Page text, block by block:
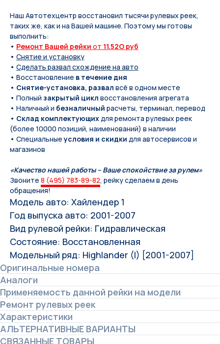
Наш Автотехцентр восстановил тысячи рулевых реек,
таких же, как и на Вашей машине. Поэтому мы готовы
выполнить:
• Ремонт Вашей рейки от 11.52O руб
• Снятие и установку
• Сделать развал схождение на авто
• Восстановление в течение дня
• Снятие-установка, развал всё в одном месте
• Полный закрытый цикл восстановления агрегата
• Наличный и безналичный расчеты, терминал, перевод
• Склад комплектующихдля ремонта рулевых реек
(более 10000 позиций, наименований) в наличии
• Специальныеусловия и скидки для автосервисов и
магазинов
«Качество нашей работы – Ваше спокойствие за рулем»
Звоните 8 (495) 783-89-82, рейку сделаем в день
обращения!
Модель авто: Хайлендер 1
Год выпуска авто: 2001-2007
Вид рулевой рейки: Гидравлическая
Состояние: Восстановленная
Модельный ряд: Highlander (I) [2001-2007]
Оригинальные номера
Аналоги
Применяемость данной рейки на модели
Ремонт рулевых реек
Характеристики
АЛЬТЕРНАТИВНЫЕ ВАРИАНТЫ
СВЯЗАННЫЕ ТОВАРЫ